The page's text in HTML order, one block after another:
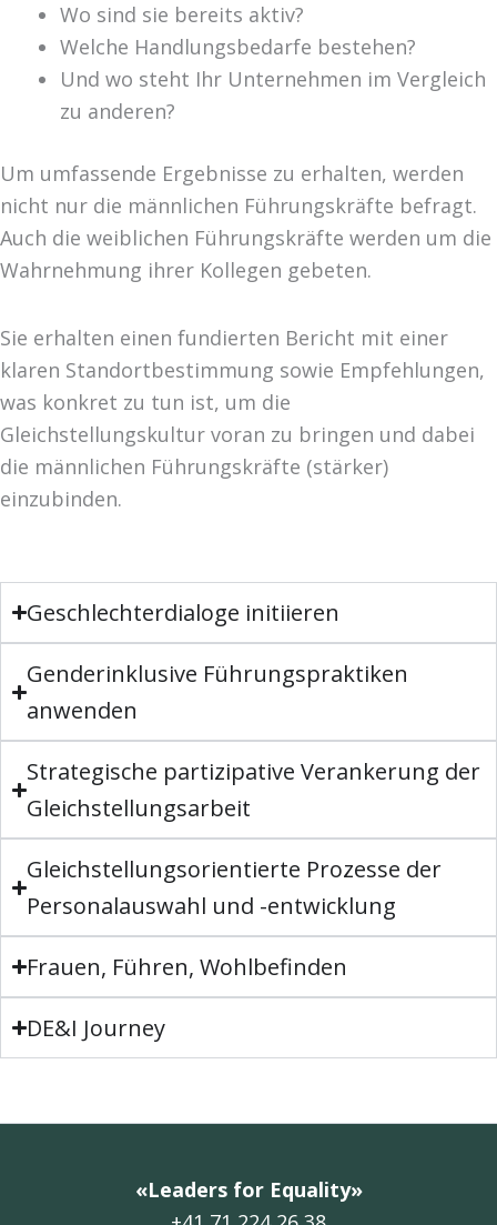
Wo sind sie bereits aktiv?
Welche Handlungsbedarfe bestehen?
Und wo steht Ihr Unternehmen im Vergleich
zu anderen?
Um umfassende Ergebnisse zu erhalten, werden
nicht nur die männlichen Führungskräfte befragt.
Auch die weiblichen Führungskräfte werden um die
Wahrnehmung ihrer Kollegen gebeten.
Sie erhalten einen fundierten Bericht mit einer
klaren Standortbestimmung sowie Empfehlungen,
was konkret zu tun ist, um die
Gleichstellungskultur voran zu bringen und dabei
die männlichen Führungskräfte (stärker)
einzubinden.
Geschlechterdialoge initiieren
Genderinklusive Führungspraktiken
anwenden
Strategische partizipative Verankerung der
Gleichstellungsarbeit
Gleichstellungsorientierte Prozesse der
Personalauswahl und -entwicklung
Frauen, Führen, Wohlbefinden
DE&I Journey
«Leaders for Equality»